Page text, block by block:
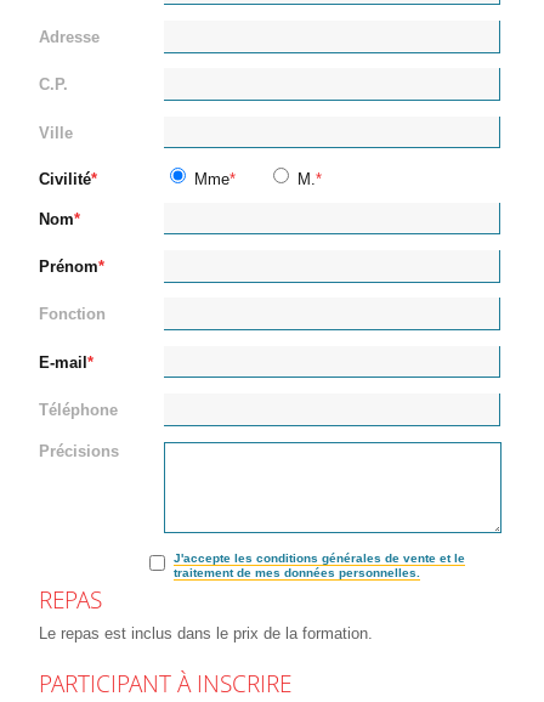
Adresse
C.P.
Ville
Civilité Mme M.
Nom
Prénom
Fonction
E-mail
Téléphone
Précisions
J'accepte les conditions générales de vente et le
traitement de mes données personnelles.
REPAS
Le repas est inclus dans le prix de la formation.
PARTICIPANT À INSCRIRE